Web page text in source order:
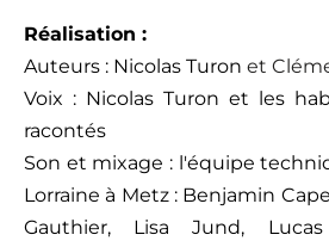
Réalisation :
Auteurs : Nicolas Turon et
Voix : Nicolas Turon et les
racontés
Son et mixage : l'équipe
Lorraine à Metz : Benjamin
Gauthier, Lisa Jund,